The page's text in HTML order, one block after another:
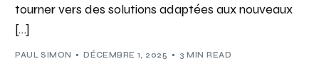
tourner vers des solutions adaptées aux nouveaux
[…]
PAUL SIMON DÉCEMBRE 1, 2025 3 MIN READ